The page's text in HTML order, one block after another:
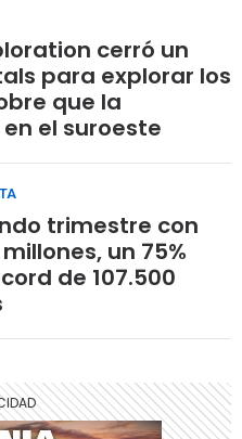
cerró un
para explorar los
que la
el suroeste
trimestre con
millones, un 75%
de 107.500